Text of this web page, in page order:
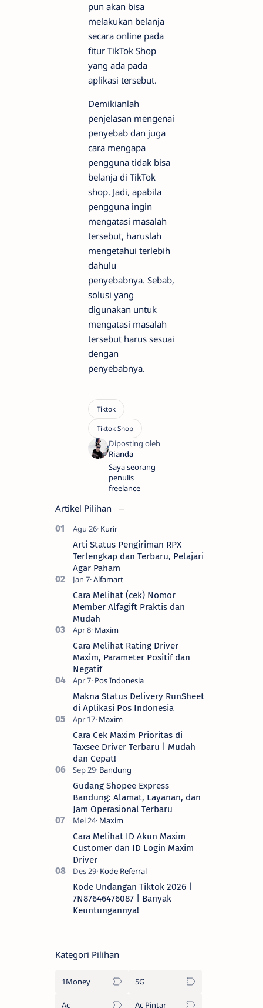
pun akan bisa
melakukan belanja
secara online pada
fitur TikTok Shop
yang ada pada
aplikasi tersebut.
Demikianlah
penjelasan mengenai
penyebab dan juga
cara mengapa
pengguna tidak bisa
belanja di TikTok
shop. Jadi, apabila
pengguna ingin
mengatasi masalah
tersebut, haruslah
mengetahui terlebih
dahulu
penyebabnya. Sebab,
solusi yang
digunakan untuk
mengatasi masalah
tersebut harus sesuai
dengan
penyebabnya.
Saya seorang
penulis
freelance
Artikel Pilihan
Arti Status Pengiriman RPX
Terlengkap dan Terbaru, Pelajari
Agar Paham
Cara Melihat (cek) Nomor
Member Alfagift Praktis dan
Mudah
Cara Melihat Rating Driver
Maxim, Parameter Positif dan
Negatif
Makna Status Delivery RunSheet
di Aplikasi Pos Indonesia
Cara Cek Maxim Prioritas di
Taxsee Driver Terbaru | Mudah
dan Cepat!
Gudang Shopee Express
Bandung: Alamat, Layanan, dan
Jam Operasional Terbaru
Cara Melihat ID Akun Maxim
Customer dan ID Login Maxim
Driver
Kode Undangan Tiktok 2026 |
7N87646476087 | Banyak
Keuntungannya!
Kategori Pilihan
1Money 5G
Ac Ac Pintar